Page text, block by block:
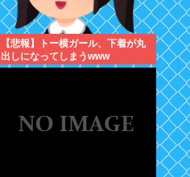
【悲報】トー横ガール、下着が丸
出しになってしまうwww